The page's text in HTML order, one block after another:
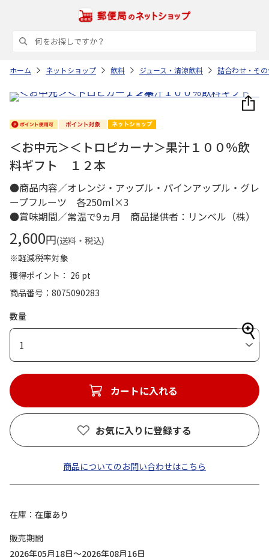
ホーム ネットショップ 飲料 ジュース・清涼飲料 詰合わせ・そ
＜お中元＞＜トロピカーナ＞果汁１００％飲
料ギフト １２本
●商品内容／オレンジ・アップル・パインアップル・グレ
ープフルーツ 各250ml×3
●賞味期間／常温で9ヵ月 商品提供者：リンベル（株）
2,600円(送料・税込)
※軽減税率対象
獲得ポイント： 26 pt
商品番号
8075090283
数量
1
カートに入れる
お気に入りに登録する
商品についてのお問い合わせはこちら
在庫
在庫あり
販売期間
2026年05月18日～2026年08月16日